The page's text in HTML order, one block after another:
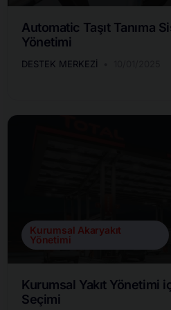
Automatic Taşıt Tanıma
Yönetimi
DESTEK MERKEZI
Kurumsal Akaryakıt
Yönetimi
Kurumsal Yakıt Yönetimi
Seçimi